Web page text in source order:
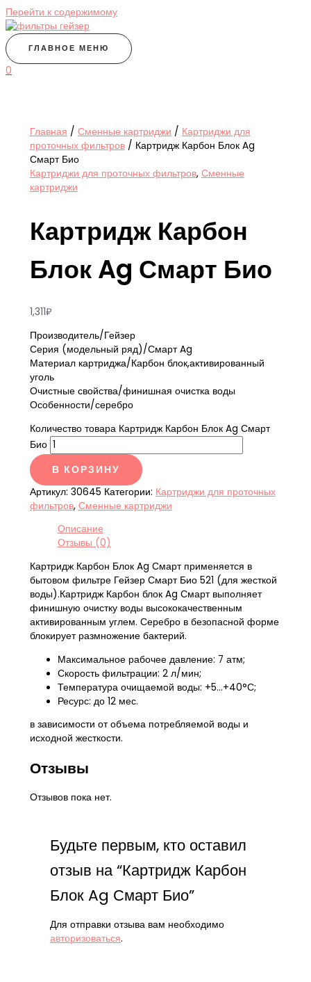
Перейти к содержимому
ГЛАВНОЕ МЕНЮ
0
Главная / Сменные картриджи / Картриджи для
проточных фильтров/ Картридж Карбон Блок Ag
Смарт Био
Картриджи для проточных фильтров, Сменные
картриджи
Картридж Карбон
Блок Ag Смарт Био
1,311₽
Производитель/Гейзер
Серия (модельный ряд)/Смарт Ag
Материал картриджа/Карбон блок,активированный
уголь
Очистные свойства/финишная очистка воды
Особенности/серебро
Количество товара Картридж Карбон Блок Ag Смарт
Био
В КОРЗИНУ
Артикул: 30645 Категории: Картриджи для проточных
фильтров, Сменные картриджи
Описание
Отзывы (0)
Картридж Карбон Блок Ag Смарт применяется в
бытовом фильтре Гейзер Смарт Био 521 (для жесткой
воды).Картридж Карбон блок Ag Смарт выполняет
финишную очистку воды высококачественным
активированным углем. Серебро в безопасной форме
блокирует размножение бактерий.
Максимальное рабочее давление: 7 атм;
Скорость фильтрации: 2 л/мин;
Температура очищаемой воды: +5…+40°С;
Ресурс: до 12 мес.
в зависимости от объема потребляемой воды и
исходной жесткости.
Отзывы
Отзывов пока нет.
Будьте первым, кто оставил
отзыв на “Картридж Карбон
Блок Ag Смарт Био”
Для отправки отзыва вам необходимо
авторизоваться.